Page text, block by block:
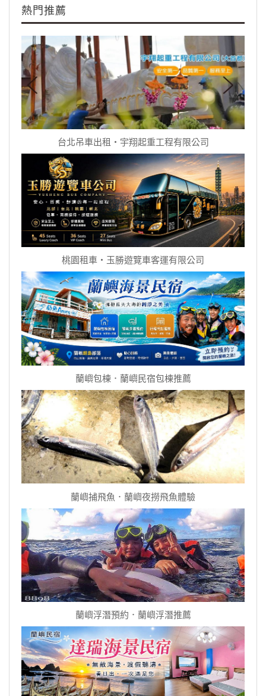
熱門推薦
台北吊車出租‧宇翔起重工程有限公司
桃園租車‧玉勝遊覽車客運有限公司
蘭嶼包棟．蘭嶼民宿包棟推薦
蘭嶼捕飛魚．蘭嶼夜撈飛魚體驗
蘭嶼浮潛預約．蘭嶼浮潛推薦